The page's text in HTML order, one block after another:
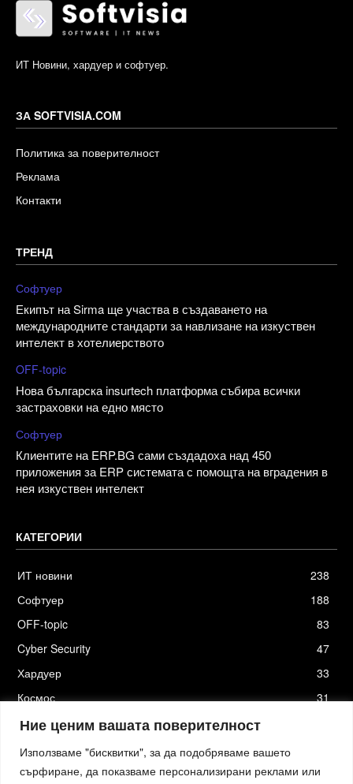
Ние ценим вашата поверителност
Използваме "бисквитки", за да подобряваме вашето
сърфиране, да показваме персонализирани реклами или
ИТ Новини, хардуер и софтуер.
ЗА SOFTVISIA.COM
Политика за поверителност
Реклама
Контакти
ТРЕНД
Софтуер
Екипът на Sirma ще участва в създаването на
международните стандарти за навлизане на изкуствен
интелект в хотелиерството
OFF-topic
Нова българска insurtech платформа събира всички
застраховки на едно място
Софтуер
Клиентите на ERP.BG сами създадоха над 450
приложения за ERP системата с помощта на вградения в
нея изкуствен интелект
КАТЕГОРИИ
ИТ новини
238
Софтуер
188
OFF-topic
83
Cyber Security
47
Хардуер
33
Космос
31
Стартъпи